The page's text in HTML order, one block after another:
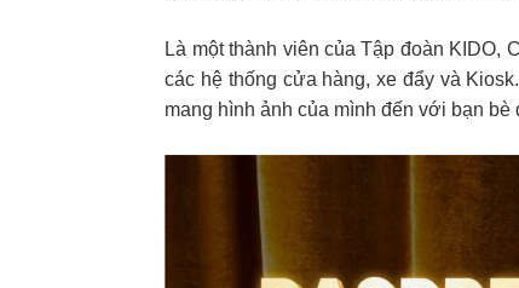
Là một thành viên của Tập đoàn
các hệ thống cửa hàng, xe đẩy và
mang hình ảnh của mình đến với bạn bè